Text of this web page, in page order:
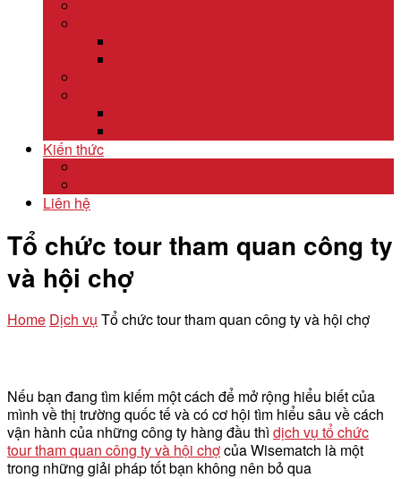
Kiến thức
Liên hệ
Tổ chức tour tham quan công ty
và hội chợ
Home Dịch vụ Tổ chức tour tham quan công ty và hội chợ
Nếu bạn đang tìm kiếm một cách để mở rộng hiểu biết của
mình về thị trường quốc tế và có cơ hội tìm hiểu sâu về cách
vận hành của những công ty hàng đầu thì dịch vụ tổ chức
tour tham quan công ty và hội chợcủa Wisematch là một
trong những giải pháp tốt bạn không nên bỏ qua